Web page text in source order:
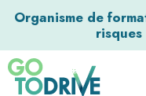
Organisme de